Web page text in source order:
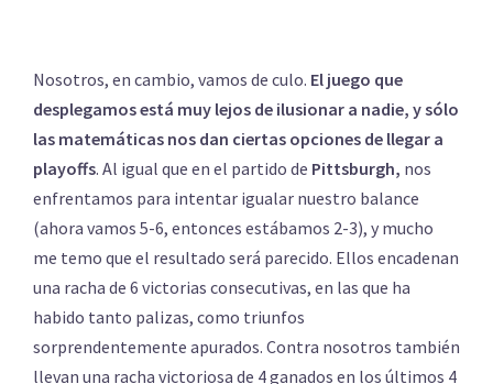
Nosotros, en cambio, vamos de culo. El juego que
desplegamos está muy lejos de ilusionar a nadie, y sólo
las matemáticas nos dan ciertas opciones de llegar a
playoffs. Al igual que en el partido de Pittsburgh, nos
enfrentamos para intentar igualar nuestro balance
(ahora vamos 5-6, entonces estábamos 2-3), y mucho
me temo que el resultado será parecido. Ellos encadenan
una racha de 6 victorias consecutivas, en las que ha
habido tanto palizas, como triunfos
sorprendentemente apurados. Contra nosotros también
llevan una racha victoriosa de 4 ganados en los últimos 4